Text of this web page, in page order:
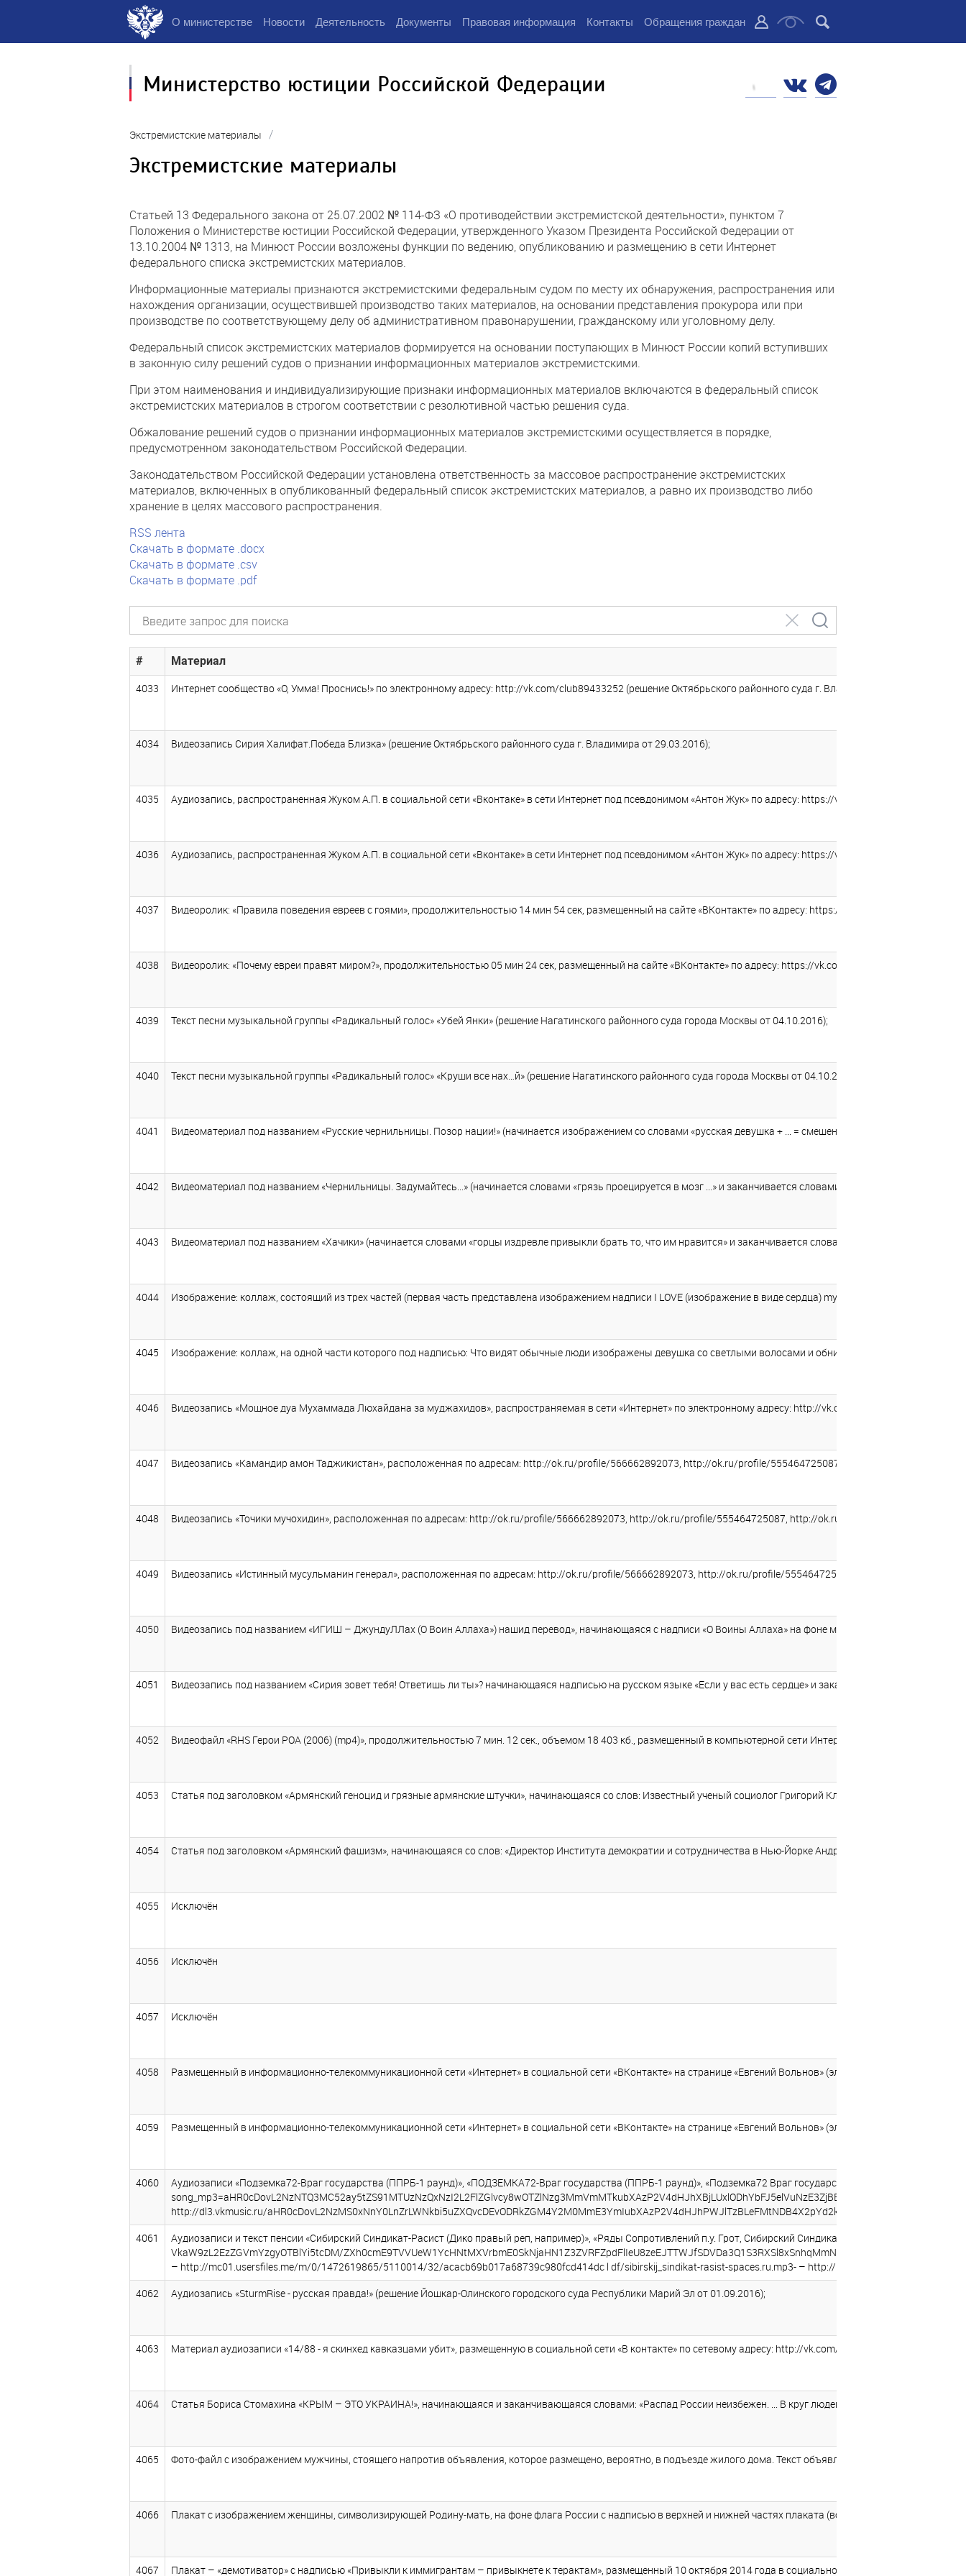
О министерстве Новости Деятельность Документы Правовая информация Контакты Обращения граждан
Министерство юстиции Российской Федерации
Экстремистские материалы /
Экстремистские материалы
Статьей 13 Федерального закона от 25.07.2002 № 114-ФЗ «О противодействии экстремистской деятельности», пунктом 7
Положения о Министерстве юстиции Российской Федерации, утвержденного Указом Президента Российской Федерации от
13.10.2004 № 1313, на Минюст России возложены функции по ведению, опубликованию и размещению в сети Интернет
федерального списка экстремистских материалов.
Информационные материалы признаются экстремистскими федеральным судом по месту их обнаружения, распространения или
нахождения организации, осуществившей производство таких материалов, на основании представления прокурора или при
производстве по соответствующему делу об административном правонарушении, гражданскому или уголовному делу.
Федеральный список экстремистских материалов формируется на основании поступающих в Минюст России копий вступивших
в законную силу решений судов о признании информационных материалов экстремистскими.
При этом наименования и индивидуализирующие признаки информационных материалов включаются в федеральный список
экстремистских материалов в строгом соответствии с резолютивной частью решения суда.
Обжалование решений судов о признании информационных материалов экстремистскими осуществляется в порядке,
предусмотренном законодательством Российской Федерации.
Законодательством Российской Федерации установлена ответственность за массовое распространение экстремистских
материалов, включенных в опубликованный федеральный список экстремистских материалов, а равно их производство либо
хранение в целях массового распространения.
RSS лента
Скачать в формате .docx
Скачать в формате .csv
Скачать в формате .pdf
#
Материал
4033
Интернет сообщество «О, Умма! Проснись!» по электронному адресу: http://vk.com/club89433252 (решение Октябрьского районного суда г. Владимира от 23.03.2016);
4034 Видеозапись Сирия Халифат.Победа Близка» (решение Октябрьского районного суда г. Владимира от 29.03.2016);
4035 Аудиозапись, распространенная Жуком А.П. в социальной сети «Вконтаке» в сети Интернет под псевдонимом «Антон Жук» по адресу: https://vk.com/anton.zhuk86
4036 Аудиозапись, распространенная Жуком А.П. в социальной сети «Вконтаке» в сети Интернет под псевдонимом «Антон Жук» по адресу: https://vk.com/anton.zhuk86
4037 Видеоролик: «Правила поведения евреев с гоями», продолжительностью 14 мин 54 сек, размещенный на сайте «ВКонтакте» по адресу: https://vk.com/adolf.gromov
4038 Видеоролик: «Почему евреи правят миром?», продолжительностью 05 мин 24 сек, размещенный на сайте «ВКонтакте» по адресу: https://vk.com/adolf.gromov (решение
4039 Текст песни музыкальной группы «Радикальный голос» «Убей Янки» (решение Нагатинского районного суда города Москвы от 04.10.2016);
4040 Текст песни музыкальной группы «Радикальный голос» «Круши все нах…й» (решение Нагатинского районного суда города Москвы от 04.10.2016);
4041 Видеоматериал под названием «Русские чернильницы. Позор нации!» (начинается изображением со словами «русская девушка + ... = смешение крови...» и
4042 Видеоматериал под названием «Чернильницы. Задумайтесь...» (начинается словами «грязь проецируется в мозг ...» и заканчивается словами «Звонок телефон.
4043 Видеоматериал под названием «Хачики» (начинается словами «горцы издревле привыкли брать то, что им нравится» и заканчивается словами «Какая уж тут
4044 Изображение: коллаж, состоящий из трех частей (первая часть представлена изображением надписи I LOVE (изображение в виде сердца) mу Turkish boyfriend и
4045 Изображение: коллаж, на одной части которого под надписью: Что видят обычные люди изображены девушка со светлыми волосами и обнимающий ее молодой
4046 Видеозапись «Мощное дуа Мухаммада Люхайдана за муджахидов», распространяемая в сети «Интернет» по электронному адресу: http://vk.com/ id224972850
4047 Видеозапись «Камандир амон Таджикистан», расположенная по адресам: http://ok.ru/profile/566662892073, http://ok.ru/profile/555464725087, http://ok.ru/profile/
4048 Видеозапись «Точики мучохидин», расположенная по адресам: http://ok.ru/profile/566662892073, http://ok.ru/profile/555464725087, http://ok.ru/ profile/542954022732
4049 Видеозапись «Истинный мусульманин генерал», расположенная по адресам: http://ok.ru/profile/566662892073, http://ok.ru/profile/555464725087, http://ok.ru/profile/
4050 Видеозапись под названием «ИГИШ – ДжундуЛЛах (О Воин Аллаха») нашид перевод», начинающаяся с надписи «О Воины Аллаха» на фоне мужчины в
4051 Видеозапись под названием «Сирия зовет тебя! Ответишь ли ты»? начинающаяся надписью на русском языке «Если у вас есть сердце» и заканчивающийся
4052 Видеофайл «RHS Герои РОА (2006) (mp4)», продолжительностью 7 мин. 12 сек., объемом 18 403 кб., размещенный в компьютерной сети Интернет в социальной сети
4053 Статья под заголовком «Армянский геноцид и грязные армянские штучки», начинающаяся со слов: Известный ученый социолог Григорий Климов в своих
4054 Статья под заголовком «Армянский фашизм», начинающаяся со слов: «Директор Института демократии и сотрудничества в Нью-Йорке Андраник Мигранян,
4055 Исключён
4056 Исключён
4057 Исключён
4058 Размещенный в информационно-телекоммуникационной сети «Интернет» в социальной сети «ВКонтакте» на странице «Евгений Вольнов» (электронный адрес:
4059 Размещенный в информационно-телекоммуникационной сети «Интернет» в социальной сети «ВКонтакте» на странице «Евгений Вольнов» (электронный адрес:
4060
Аудиозаписи «Подземка72-Враг государства (ППРБ-1 раунд)», «ПОДЗЕМКА72-Враг государства (ППРБ-1 раунд)», «Подземка72 Враг государства (ППРБ-1 раунд)»,
http://dl3.vkmusic.ru/
4061
Аудиозаписи и текст пенсии «Сибирский Синдикат-Расист (Дико правый реп, например)», «Ряды Сопротивлений п.у. Грот, Сибирский Синдикат- Расист 08.09.10
VkaW9zL2EzZGVmYzgyOTBlYi5tcDM/
– http://mc01.usersfiles.me/m/0/1472619865/5110014/32/acacb69b017a68739c980fcd414dc l df/sibirskij_sindikat-rasist-spaces.ru.mp3- – http://mc01.userfiles.me/m/0/
4062
Аудиозапись «SturmRise - русская правда!» (решение Йошкар-Олинского городского суда Республики Марий Эл от 01.09.2016);
4063 Материал аудиозаписи «14/88 - я скинхед кавказцами убит», размещенную в социальной сети «В контакте» по сетевому адресу: http://vk.com/id 118636528 (решение
4064 Статья Бориса Стомахина «КРЫМ – ЭТО УКРАИНА!», начинающаяся и заканчивающаяся словами: «Распад России неизбежен. ... В круг людей,которые не только не
4065 Фото-файл с изображением мужчины, стоящего напротив объявления, которое размещено, вероятно, в подъезде жилого дома. Текст объявления (воспроизводится
4066 Плакат с изображением женщины, символизирующей Родину-мать, на фоне флага России с надписью в верхней и нижней частях плаката (воспроизводится с
4067 Плакат – «демотиватор» с надписью «Привыкли к иммигрантам – привыкнете к терактам», размещенный 10 октября 2014 года в социальной сети «Вконтакте» на